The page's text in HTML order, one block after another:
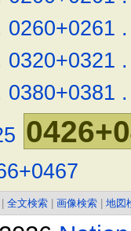
0260+0261 .
0320+0321 .
0380+0381 .
全文検索 画像検索 地図